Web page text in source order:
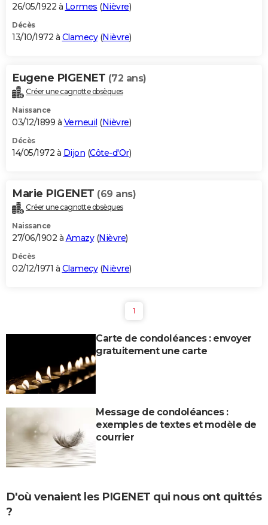
26/05/1922 à Lormes (Nièvre)
Décès
13/10/1972 à Clamecy(Nièvre)
Eugene PIGENET (72 ans)
Créer une cagnotte obsèques
Naissance
03/12/1899 à Verneuil (Nièvre)
Décès
14/05/1972 à Dijon (Côte-d'Or)
Marie PIGENET (69 ans)
Créer une cagnotte obsèques
Naissance
27/06/1902 à Amazy(Nièvre)
Décès
02/12/1971 à Clamecy(Nièvre)
1
Carte de condoléances : envoyer
gratuitement une carte
Message de condoléances :
exemples de textes et modèle de
courrier
D'où venaient les PIGENET qui nous ont quittés
?